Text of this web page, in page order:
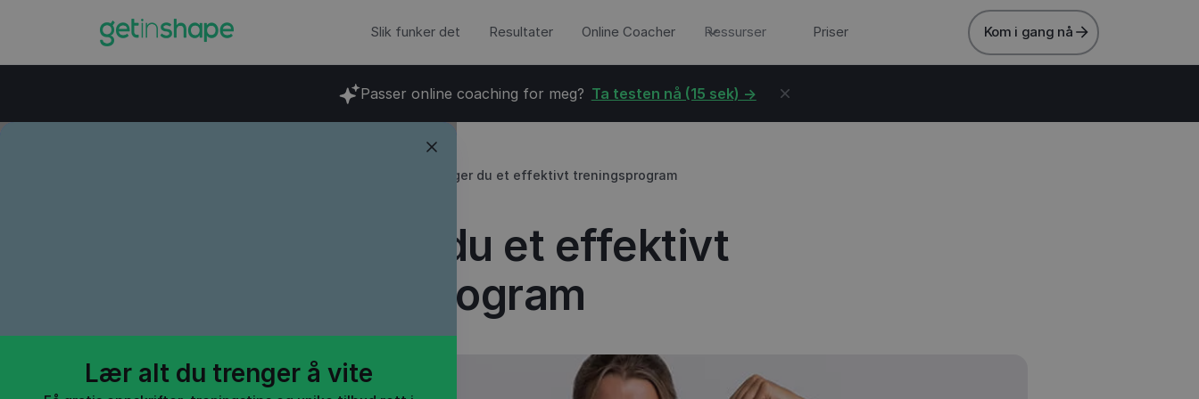
Slik funker det Resultater Online Coacher Ressurser Priser Kom i gang nå
Passer online coaching for meg? Ta testen nå (15 sek) ->
Lær alt du trenger å vite
Slik lager du et effektivt treningsprogram
Slik lager du et effektivt
treningsprogram